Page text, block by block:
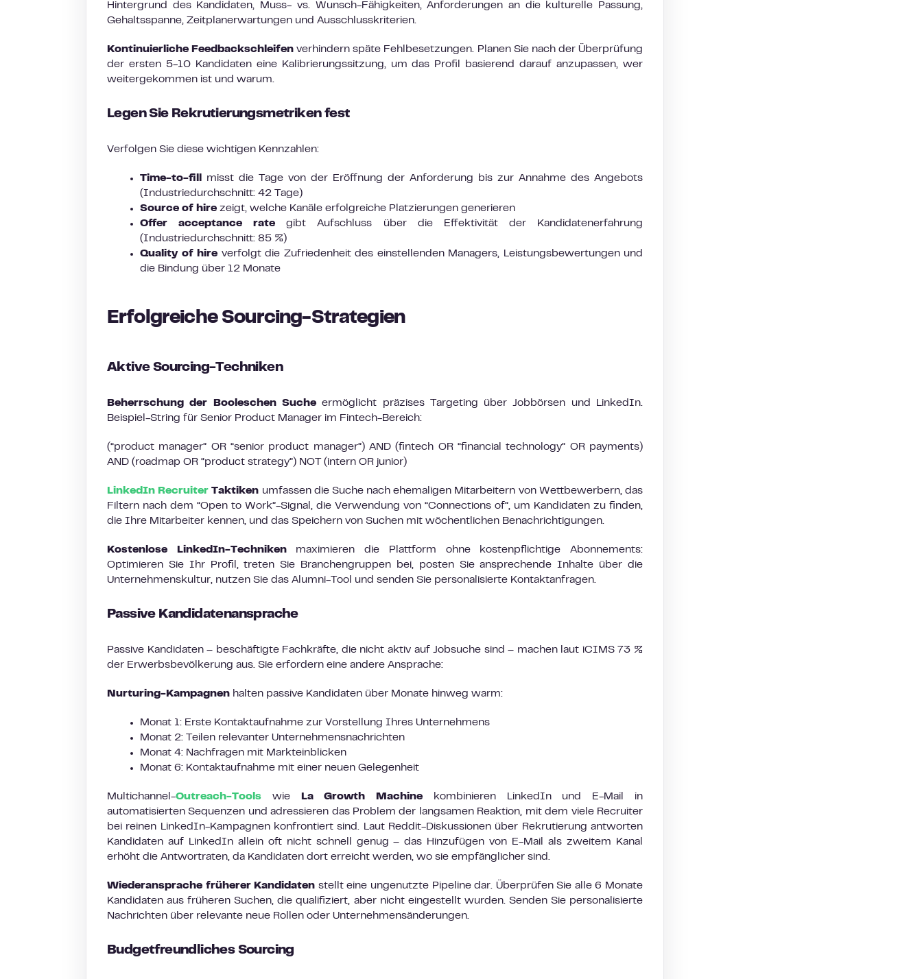
Hintergrund des Kandidaten, Muss- vs. Wunsch-Fähigkeiten, Anforderungen an die kulturelle Passung,
Gehaltsspanne, Zeitplanerwartungen und Ausschlusskriterien.
Kontinuierliche Feedbackschleifen verhindern späte Fehlbesetzungen. Planen Sie nach der Überprüfung
der ersten 5-10 Kandidaten eine Kalibrierungssitzung, um das Profil basierend darauf anzupassen, wer
weitergekommen ist und warum.
Legen Sie Rekrutierungsmetriken fest
Verfolgen Sie diese wichtigen Kennzahlen:
Time-to-fill
misst die Tage von der Eröffnung der Anforderung bis zur Annahme des Angebots
(Industriedurchschnitt: 42 Tage)
Source of hire zeigt, welche Kanäle erfolgreiche Platzierungen generieren
Offer acceptance rate gibt Aufschluss über die Effektivität der Kandidatenerfahrung
(Industriedurchschnitt: 85 %)
Quality of hire verfolgt die Zufriedenheit des einstellenden Managers, Leistungsbewertungen und
die Bindung über 12 Monate
Erfolgreiche Sourcing-Strategien
Aktive Sourcing-Techniken
Beherrschung der Booleschen Sucheermöglicht präzises Targeting über Jobbörsen und LinkedIn.
Beispiel-String für Senior Product Manager im Fintech-Bereich:
(“product manager” OR “senior product manager”) AND (fintech OR “financial technology” OR payments)
AND (roadmap OR “product strategy”) NOT (intern OR junior)
LinkedIn Recruiter Taktiken umfassen die Suche nach ehemaligen Mitarbeitern von Wettbewerbern, das
Filtern nach dem “Open to Work”-Signal, die Verwendung von “Connections of”, um Kandidaten zu finden,
die Ihre Mitarbeiter kennen, und das Speichern von Suchen mit wöchentlichen Benachrichtigungen.
Kostenlose LinkedIn-Technikenmaximieren die Plattform ohne kostenpflichtige Abonnements:
Optimieren Sie Ihr Profil, treten Sie Branchengruppen bei, posten Sie ansprechende Inhalte über die
Unternehmenskultur, nutzen Sie das Alumni-Tool und senden Sie personalisierte Kontaktanfragen.
Passive Kandidatenansprache
Passive Kandidaten – beschäftigte Fachkräfte, die nicht aktiv auf Jobsuche sind – machen laut iCIMS 73 %
der Erwerbsbevölkerung aus. Sie erfordern eine andere Ansprache:
Nurturing-Kampagnen halten passive Kandidaten über Monate hinweg warm:
Monat 1: Erste Kontaktaufnahme zur Vorstellung Ihres Unternehmens
Monat 2: Teilen relevanter Unternehmensnachrichten
Monat 4: Nachfragen mit Markteinblicken
Monat 6: Kontaktaufnahme mit einer neuen Gelegenheit
Multichannel-Outreach-Tools wie La Growth Machine kombinieren LinkedIn und E-Mail in
automatisierten Sequenzen und adressieren das Problem der langsamen Reaktion, mit dem viele Recruiter
bei reinen LinkedIn-Kampagnen konfrontiert sind. Laut Reddit-Diskussionen über Rekrutierung antworten
Kandidaten auf LinkedIn allein oft nicht schnell genug – das Hinzufügen von E-Mail als zweitem Kanal
erhöht die Antwortraten, da Kandidaten dort erreicht werden, wo sie empfänglicher sind.
Wiederansprache früherer Kandidaten stellt eine ungenutzte Pipeline dar. Überprüfen Sie alle 6 Monate
Kandidaten aus früheren Suchen, die qualifiziert, aber nicht eingestellt wurden. Senden Sie personalisierte
Nachrichten über relevante neue Rollen oder Unternehmensänderungen.
Budgetfreundliches Sourcing